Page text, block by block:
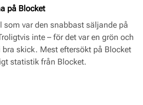
på Blocket
som var den snabbast säljande på
inte – för det var en grön och
skick. Mest eftersökt på Blocket
statistik från Blocket.